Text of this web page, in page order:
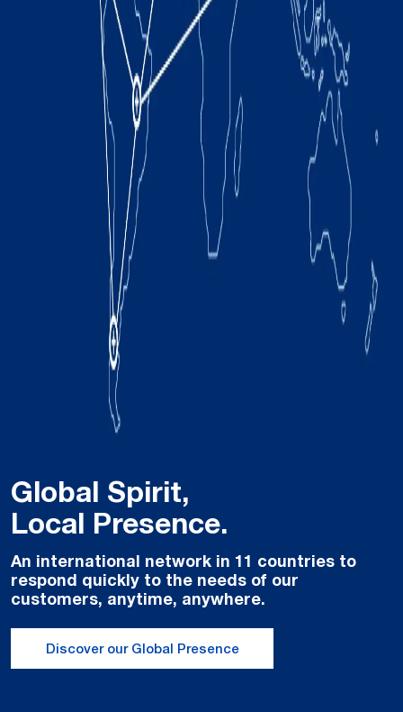
Global Spirit,
Local Presence.
An international network in 11 countries to
respond quickly to the needs of our
customers, anytime, anywhere.
Discover our Global Presence